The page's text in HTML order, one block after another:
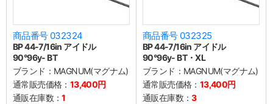
商品番号 032324
BP 44-7/16in アイドル
90°96y- BT
ブランド： MAGNUM(マグナム)
通常販売価格： 13,400円
通販在庫数：1
商品番号 032325
BP 44-7/16in アイドル
90°96y- BT・XL
ブランド： MAGNUM(マグナム)
通常販売価格： 13,400円
通販在庫数：3